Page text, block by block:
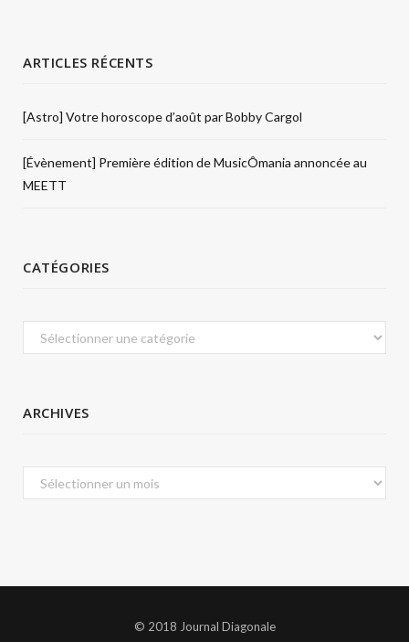
ARTICLES RÉCENTS
[Astro] Votre horoscope d’août par Bobby Cargol
[Évènement] Première édition de MusicÔmania annoncée au
MEETT
CATÉGORIES
Catégories
ARCHIVES
Archives
© 2018 Journal Diagonale